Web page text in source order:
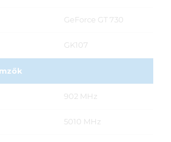
GeForce GT 730
GK107
902 MHz
5010 MHz